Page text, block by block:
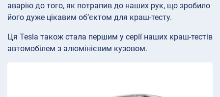
аварію до того, як потрапив до наших рук, що зробило
його дуже цікавим об’єктом для краш-тесту.
Ця Tesla також стала першим у серії наших краш-тестів
автомобілем з алюмінієвим кузовом.